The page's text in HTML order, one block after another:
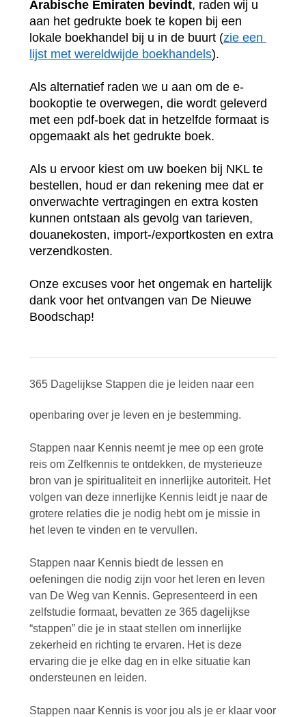
Arabische Emiraten bevindt, raden wij u
aan het gedrukte boek te kopen bij een
lokale boekhandel bij u in de buurt (zie een
lijst met wereldwijde boekhandels).
Als alternatief raden we u aan om de e-
bookoptie te overwegen, die wordt geleverd
met een pdf-boek dat in hetzelfde formaat is
opgemaakt als het gedrukte boek.
Als u ervoor kiest om uw boeken bij NKL te
bestellen, houd er dan rekening mee dat er
onverwachte vertragingen en extra kosten
kunnen ontstaan als gevolg van tarieven,
douanekosten, import-/exportkosten en extra
verzendkosten.
Onze excuses voor het ongemak en hartelijk
dank voor het ontvangen van De Nieuwe
Boodschap!
365 Dagelijkse Stappen die je leiden naar een
openbaring over je leven en je bestemming.
Stappen naar Kennis neemt je mee op een grote
reis om Zelfkennis te ontdekken, de mysterieuze
bron van je spiritualiteit en innerlijke autoriteit. Het
volgen van deze innerlijke Kennis leidt je naar de
grotere relaties die je nodig hebt om je missie in
het leven te vinden en te vervullen.
Stappen naar Kennis biedt de lessen en
oefeningen die nodig zijn voor het leren en leven
van De Weg van Kennis. Gepresenteerd in een
zelfstudie formaat, bevatten ze 365 dagelijkse
“stappen” die je in staat stellen om innerlijke
zekerheid en richting te ervaren. Het is deze
ervaring die je elke dag en in elke situatie kan
ondersteunen en leiden.
Stappen naar Kennis is voor jou als je er klaar voor